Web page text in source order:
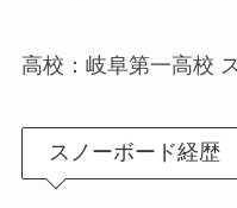
高校：岐阜第一高校
スノーボード経歴